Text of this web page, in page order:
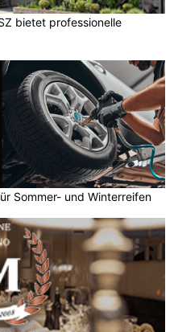
bietet professionelle
Sommer- und Winterreifen